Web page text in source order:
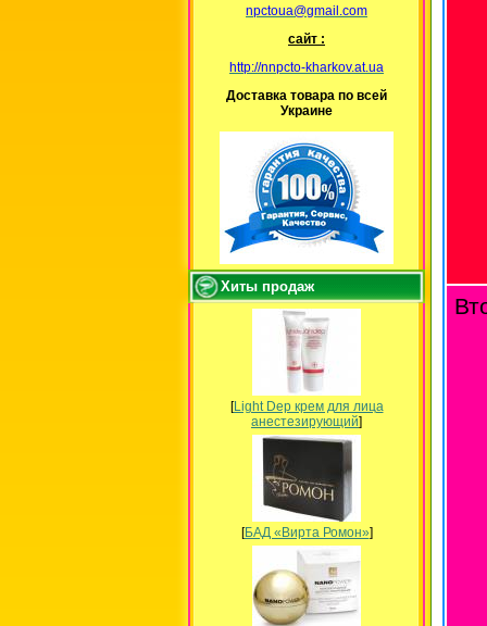
npctoua@gmail.com
сайт :
http://nnpcto-kharkov.at.ua
Доставка товара по всей
Украине
Хиты продаж
[Light Dep крем для лица
анестезирующий]
[БАД «Вирта Ромон»]